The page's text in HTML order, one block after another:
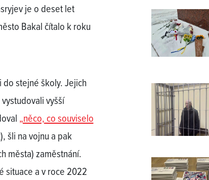
je o deset let
Bakal čítalo k roku
stejné školy. Jejich
vyšší
„něco, co souviselo
šli na vojnu a pak
města) zaměstnání.
situace a v roce 2022